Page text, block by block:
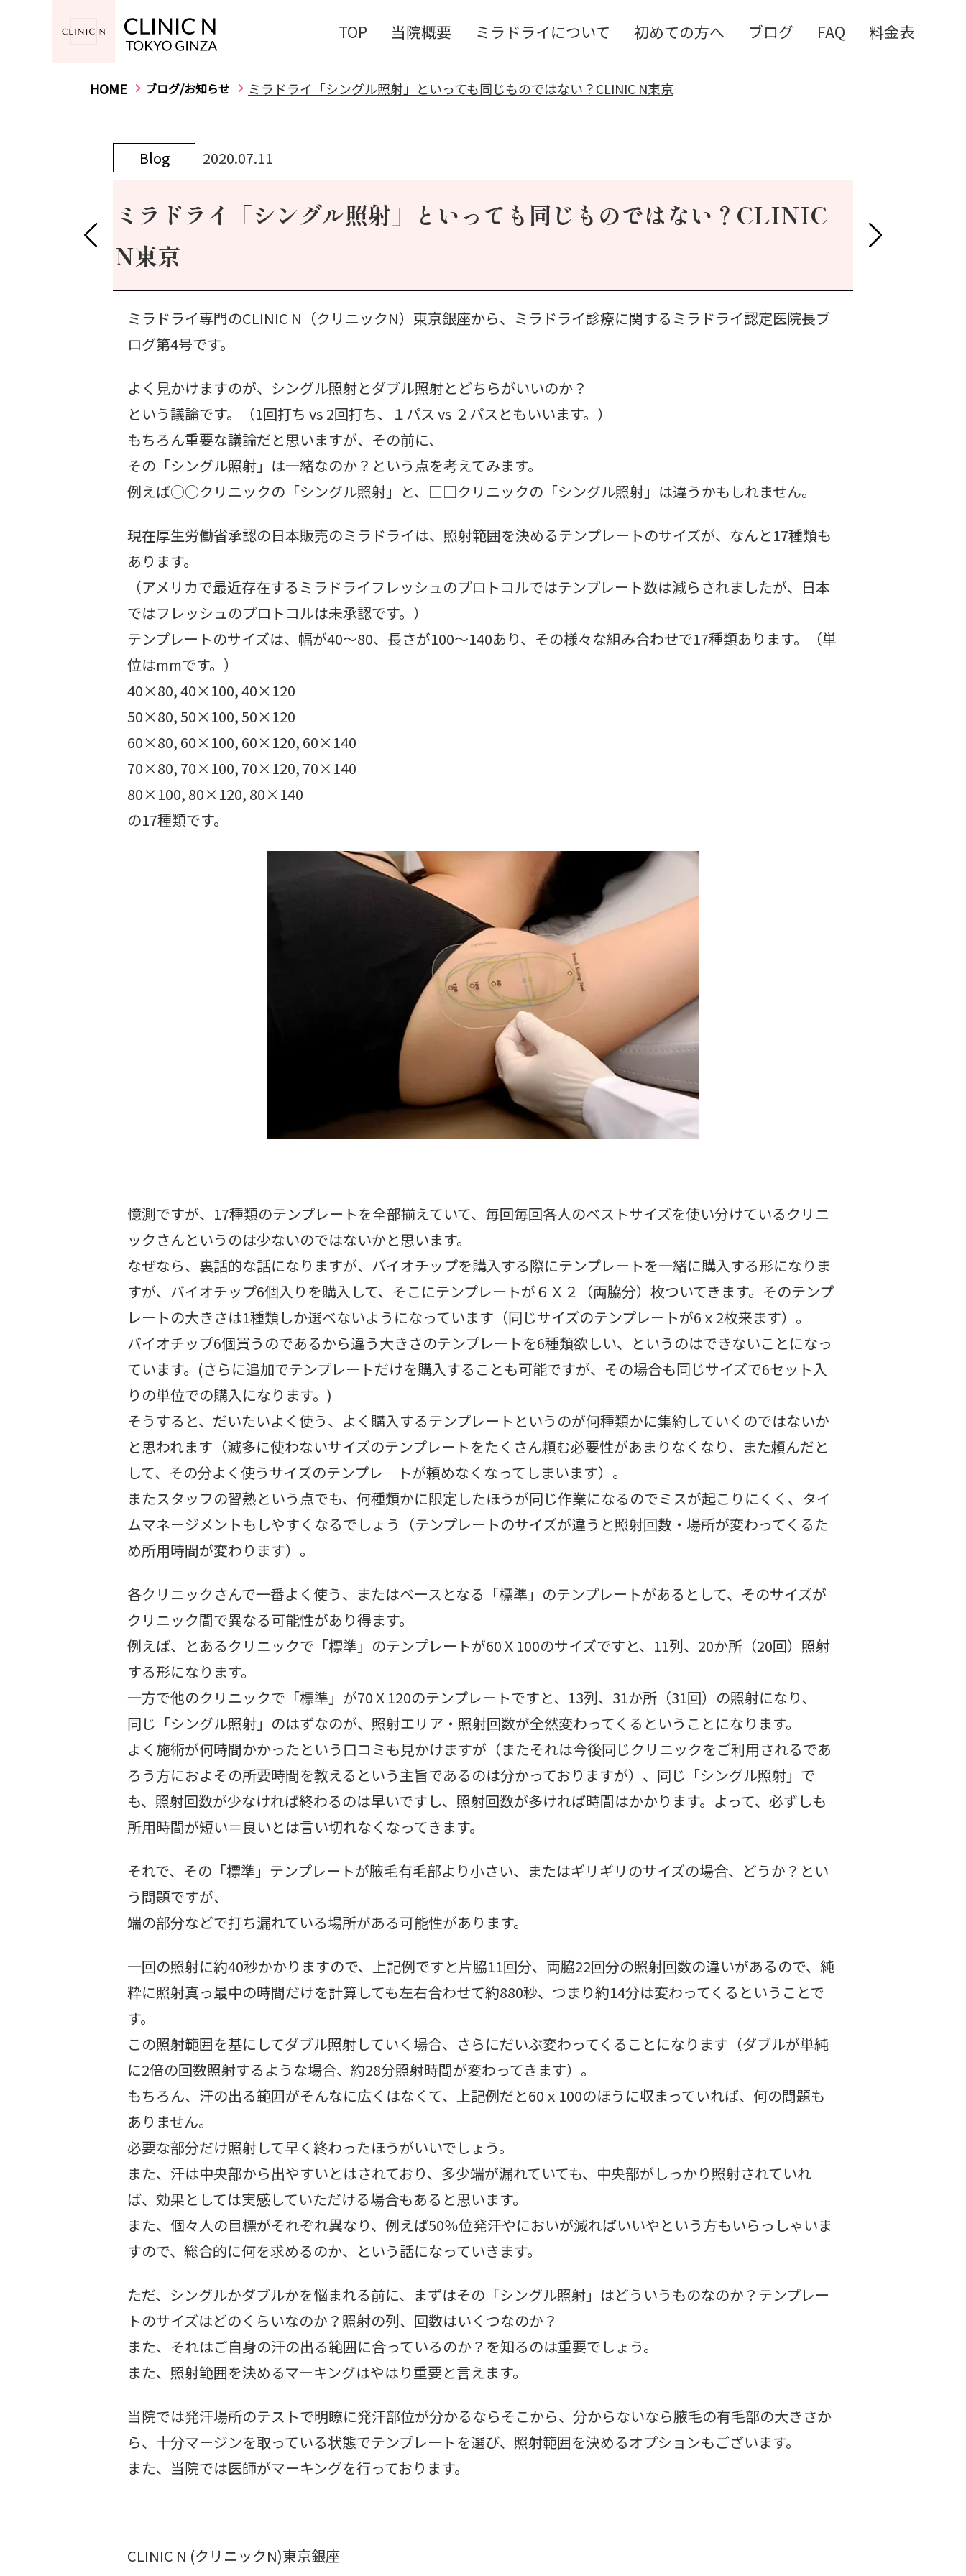
TOP 当院概要 ミラドライについて 初めての⽅へ ブログ FAQ 料⾦表
HOME ブログ/お知らせ ミラドライ「シングル照射」といっても同じものではない？CLINIC N東京
Blog 2020.07.11
ミラドライ「シングル照射」といっても同じものではない？CLINIC
N東京
ミラドライ専門のCLINIC N（クリニックN）東京銀座から、ミラドライ診療に関するミラドライ認定医院長ブ
ログ第4号です。
よく見かけますのが、シングル照射とダブル照射とどちらがいいのか？
という議論です。（1回打ち vs 2回打ち、１パス vs ２パスともいいます。）
もちろん重要な議論だと思いますが、その前に、
その「シングル照射」は一緒なのか？という点を考えてみます。
例えば○○クリニックの「シングル照射」と、□□クリニックの「シングル照射」は違うかもしれません。
現在厚生労働省承認の日本販売のミラドライは、照射範囲を決めるテンプレートのサイズが、なんと17種類も
あります。
（アメリカで最近存在するミラドライフレッシュのプロトコルではテンプレート数は減らされましたが、日本
ではフレッシュのプロトコルは未承認です。）
テンプレートのサイズは、幅が40～80、長さが100～140あり、その様々な組み合わせで17種類あります。（単
位はmmです。）
40×80, 40×100, 40×120
50×80, 50×100, 50×120
60×80, 60×100, 60×120, 60×140
70×80, 70×100, 70×120, 70×140
80×100, 80×120, 80×140
の17種類です。
憶測ですが、17種類のテンプレートを全部揃えていて、毎回毎回各人のベストサイズを使い分けているクリニ
ックさんというのは少ないのではないかと思います。
なぜなら、裏話的な話になりますが、バイオチップを購入する際にテンプレートを一緒に購入する形になりま
すが、バイオチップ6個入りを購入して、そこにテンプレートが６Ｘ２（両脇分）枚ついてきます。そのテンプ
レートの大きさは1種類しか選べないようになっています（同じサイズのテンプレートが6ｘ2枚来ます）。
バイオチップ6個買うのであるから違う大きさのテンプレートを6種類欲しい、というのはできないことになっ
ています。(さらに追加でテンプレートだけを購入することも可能ですが、その場合も同じサイズで6セット入
りの単位での購入になります。)
そうすると、だいたいよく使う、よく購入するテンプレートというのが何種類かに集約していくのではないか
と思われます（滅多に使わないサイズのテンプレートをたくさん頼む必要性があまりなくなり、また頼んだと
して、その分よく使うサイズのテンプレ―トが頼めなくなってしまいます）。
またスタッフの習熟という点でも、何種類かに限定したほうが同じ作業になるのでミスが起こりにくく、タイ
ムマネージメントもしやすくなるでしょう（テンプレートのサイズが違うと照射回数・場所が変わってくるた
め所用時間が変わります）。
各クリニックさんで一番よく使う、またはベースとなる「標準」のテンプレートがあるとして、そのサイズが
クリニック間で異なる可能性があり得ます。
例えば、とあるクリニックで「標準」のテンプレートが60Ｘ100のサイズですと、11列、20か所（20回）照射
する形になります。
一方で他のクリニックで「標準」が70Ｘ120のテンプレートですと、13列、31か所（31回）の照射になり、
同じ「シングル照射」のはずなのが、照射エリア・照射回数が全然変わってくるということになります。
よく施術が何時間かかったという口コミも見かけますが（またそれは今後同じクリニックをご利用されるであ
ろう方におよその所要時間を教えるという主旨であるのは分かっておりますが）、同じ「シングル照射」で
も、照射回数が少なければ終わるのは早いですし、照射回数が多ければ時間はかかります。 よって、必ずしも
所用時間が短い＝良いとは言い切れなくなってきます。
それで、その「標準」テンプレートが腋毛有毛部より小さい、またはギリギリのサイズの場合、どうか？とい
う問題ですが、
端の部分などで打ち漏れている場所がある可能性があります。
一回の照射に約40秒かかりますので、上記例ですと片脇11回分、両脇22回分の照射回数の違いがあるので、純
粋に照射真っ最中の時間だけを計算しても左右合わせて約880秒、つまり約14分は変わってくるということで
す。
この照射範囲を基にしてダブル照射していく場合、さらにだいぶ変わってくることになります（ダブルが単純
に2倍の回数照射するような場合、約28分照射時間が変わってきます）。
もちろん、汗の出る範囲がそんなに広くはなくて、上記例だと60ｘ100のほうに収まっていれば、何の問題も
ありません。
必要な部分だけ照射して早く終わったほうがいいでしょう。
また、汗は中央部から出やすいとはされており、多少端が漏れていても、中央部がしっかり照射されていれ
ば、効果としては実感していただける場合もあると思います。
また、個々人の目標がそれぞれ異なり、例えば50％位発汗やにおいが減ればいいやという方もいらっしゃいま
すので、総合的に何を求めるのか、という話になっていきます。
ただ、シングルかダブルかを悩まれる前に、まずはその「シングル照射」はどういうものなのか？テンプレー
トのサイズはどのくらいなのか？照射の列、回数はいくつなのか？
また、それはご自身の汗の出る範囲に合っているのか？を知るのは重要でしょう。
また、照射範囲を決めるマーキングはやはり重要と言えます。
当院では発汗場所のテストで明瞭に発汗部位が分かるならそこから、分からないなら腋毛の有毛部の大きさか
ら、十分マージンを取っている状態でテンプレートを選び、照射範囲を決めるオプションもございます。
また、当院では医師がマーキングを行っております。
CLINIC N (クリニックN)東京銀座